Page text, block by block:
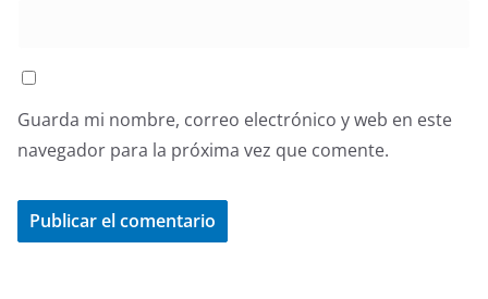
Guarda mi nombre, correo electrónico y web en este
navegador para la próxima vez que comente.